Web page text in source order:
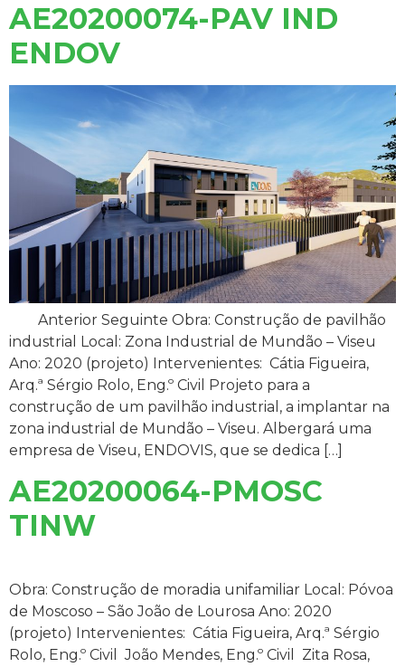
AE20200074-PAV IND
ENDOV
Anterior Seguinte Obra: Construção de pavilhão
industrial Local: Zona Industrial de Mundão – Viseu
Ano: 2020 (projeto) Intervenientes: Cátia Figueira,
Arq.ª Sérgio Rolo, Eng.º Civil Projeto para a
construção de um pavilhão industrial, a implantar na
zona industrial de Mundão – Viseu. Albergará uma
empresa de Viseu, ENDOVIS, que se dedica […]
AE20200064-PMOSC
TINW
Obra: Construção de moradia unifamiliar Local: Póvoa
de Moscoso – São João de Lourosa Ano: 2020
(projeto) Intervenientes: Cátia Figueira, Arq.ª Sérgio
Rolo, Eng.º Civil João Mendes, Eng.º Civil Zita Rosa,